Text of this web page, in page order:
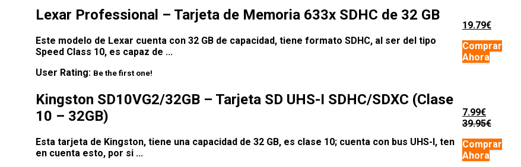
Lexar Professional – Tarjeta de Memoria 633x SDHC de 32 GB
Este modelo de Lexar cuenta con 32 GB de capacidad, tiene formato SDHC, al ser del tipo
Speed Class 10, es capaz de ...
User Rating: Be the first one!
19.79€
Comprar
Ahora
Kingston SD10VG2/32GB – Tarjeta SD UHS-I SDHC/SDXC (Clase
10 – 32GB)
Esta tarjeta de Kingston, tiene una capacidad de 32 GB, es clase 10; cuenta con bus UHS-I, ten
en cuenta esto, por si ...
7.99€
39.95€
Comprar
Ahora